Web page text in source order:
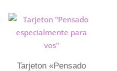
Tarjeton «Pensado